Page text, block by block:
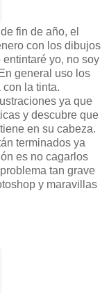
fin de año, el
con los dibujos
yo, no soy
general uso los
la tinta.
ya que
y descubre que
en su cabeza.
terminados ya
es no cagarlos
tan grave
y maravillas